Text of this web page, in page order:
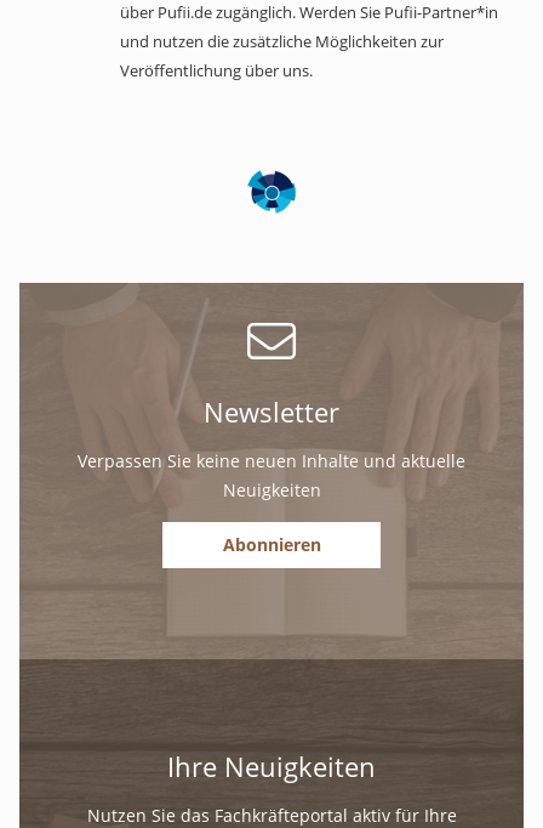
über Pufii.de zugänglich. Werden Sie Pufii-Partner*in
und nutzen die zusätzliche Möglichkeiten zur
Veröffentlichung über uns.
Newsletter
Verpassen Sie keine neuen Inhalte und aktuelle
Neuigkeiten
Abonnieren
Ihre Neuigkeiten
Nutzen Sie das Fachkräfteportal aktiv für Ihre